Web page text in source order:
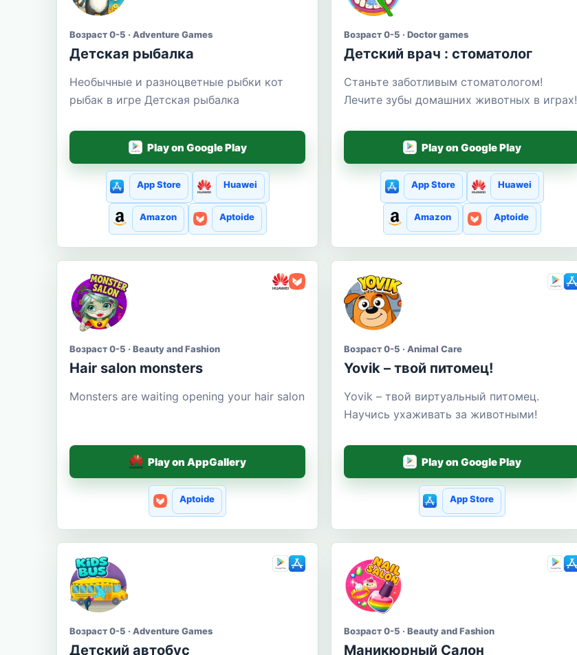
Возраст 0-5 · Adventure Games
Детская рыбалка
Необычные и разноцветные рыбки кот
рыбак в игре Детская рыбалка
Play on Google Play
App Store Huawei
Amazon Aptoide
Возраст 0-5 · Doctor games
Детский врач : стоматолог
Станьте заботливым стоматологом!
Лечите зубы домашних животных в играх!
Play on Google Play
App Store Huawei
Amazon Aptoide
Возраст 0-5 · Beauty and Fashion
Hair salon monsters
Monsters are waiting opening your hair salon
Play on AppGallery
Aptoide
Возраст 0-5 · Animal Care
Yovik – твой питомец!
Yovik – твой виртуальный питомец.
Научись ухаживать за животными!
Play on Google Play
App Store
Возраст 0-5 · Adventure Games
Детский автобус
Возраст 0-5 · Beauty and Fashion
Маникюрный Салон